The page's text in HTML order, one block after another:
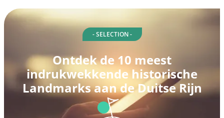
- SELECTION -
Ontdek de 10 meest
indrukwekkende historische
Landmarks aan de Duitse Rijn